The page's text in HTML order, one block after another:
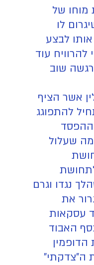
מוחו של
לו
לבצע
עוד
שוב
אשר הציף
להתפוגג
ההפסד
שעלול
נגדו וגרם
את
עסקאות
האבוד
ה"צדקתי"